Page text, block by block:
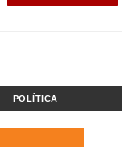
POLÍTICA